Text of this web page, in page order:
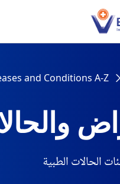
and Conditions A-Z
الحالات الطبية